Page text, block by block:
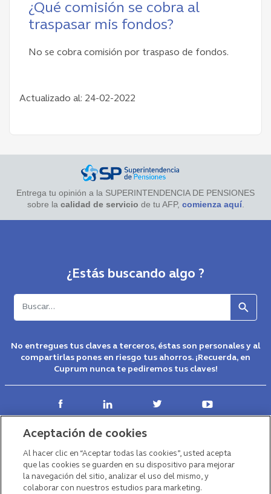
¿Qué comisión se cobra al
traspasar mis fondos?
No se cobra comisión por traspaso de fondos.
Actualizado al: 24-02-2022
Entrega tu opinión a la SUPERINTENDENCIA DE PENSIONES
sobre la calidad de servicio de tu AFP, comienza aquí.
¿Estás buscando algo ?
Buscar
No entregues tus claves a terceros, éstas son personales y al
compartirlas pones en riesgo tus ahorros. ¡Recuerda, en
Cuprum nunca te pediremos tus claves!
Contáctanos
Desde Chile600 228 7786
Desde el extranjero+56 2 23470210
Visítanos Sucursales
Consultas o reclamos
Aceptación de cookies
Al hacer clic en “Aceptar todas las cookies”, usted acepta
que las cookies se guarden en su dispositivo para mejorar
la navegación del sitio, analizar el uso del mismo, y
colaborar con nuestros estudios para marketing.